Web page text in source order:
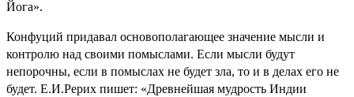
Йога».
Конфуций придавал основополагающее значение мысли и
контролю над своими помыслами. Если мысли будут
непорочны, если в помыслах не будет зла, то и в делах его не
будет. Е.И.Рерих пишет: «Древнейшая мудрость Индии